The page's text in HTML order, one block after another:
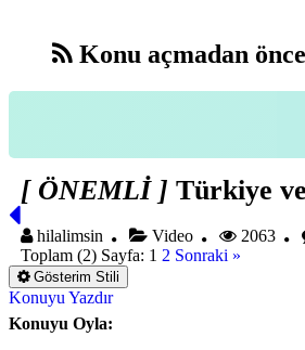
Konu açmadan
[ ÖNEMLİ ] Türkiye
hilalimsin Video 2063
Toplam (2) Sayfa: 1 2 Sonraki »
Gösterim Stili
Konuyu Yazdır
Konuyu Oyla: